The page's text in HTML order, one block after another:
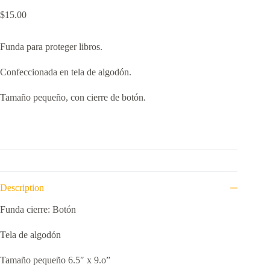
$15.00
Funda para proteger libros.
Confeccionada en tela de algodón.
Tamaño pequeño, con cierre de botón.
Description
Funda cierre: Botón
Tela de algodón
Tamaño pequeño 6.5″ x 9.o”